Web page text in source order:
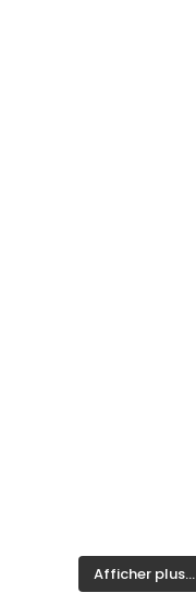
Afficher plus...